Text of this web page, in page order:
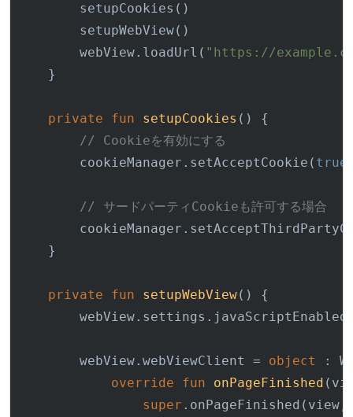
        setupCookies()
        setupWebView()
        webView.loadUrl(
"https://
    }
private fun setupCookies ()
{
// Cookieを有効にする
        cookieManager.setAcceptCookie(
true
// サードパーティCookieも許可する場合
    }
private fun setupWebView()
{
        webView.webViewClient =
object
:
override
fun onPageFinished
super